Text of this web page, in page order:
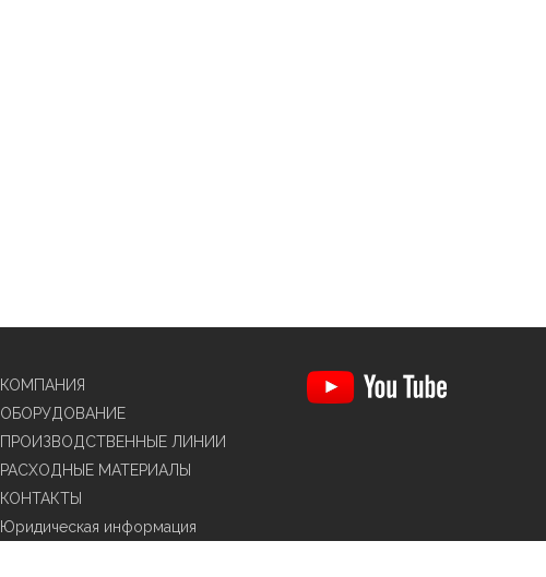
КОМПАНИЯ
ОБОРУДОВАНИЕ
ПРОИЗВОДСТВЕННЫЕ ЛИНИИ
РАСХОДНЫЕ МАТЕРИАЛЫ
КОНТАКТЫ
Юридическая информация